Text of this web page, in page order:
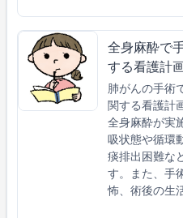
全身麻酔で
する看護計
肺がんの手術
関する看護
全身麻酔が実
吸状態や循環
痰排出困難な
す。また、手
怖、術後の生